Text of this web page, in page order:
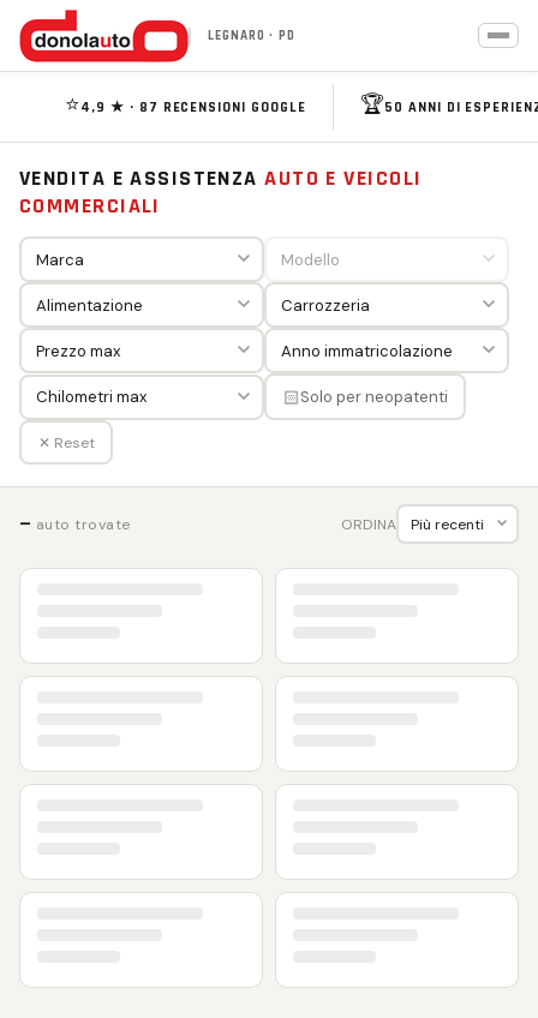
LEGNARO · PD
⭐4,9 ★ · 87 RECENSIONI GOOGLE 🏆50 ANNI DI
VENDITA E ASSISTENZAAUTO E VEICOLI
COMMERCIALI
🏻Solo per neopatenti
✕ Reset
— auto trovate ORDINA